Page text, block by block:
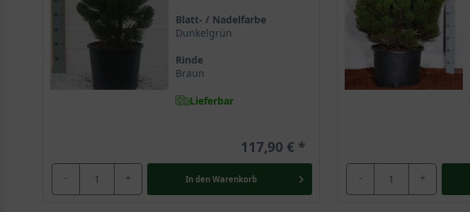
Blatt- / Nadelfarbe
Dunkelgrün
Rinde
Braun
Lieferbar
117,90 €
- + In den Warenkorb - +